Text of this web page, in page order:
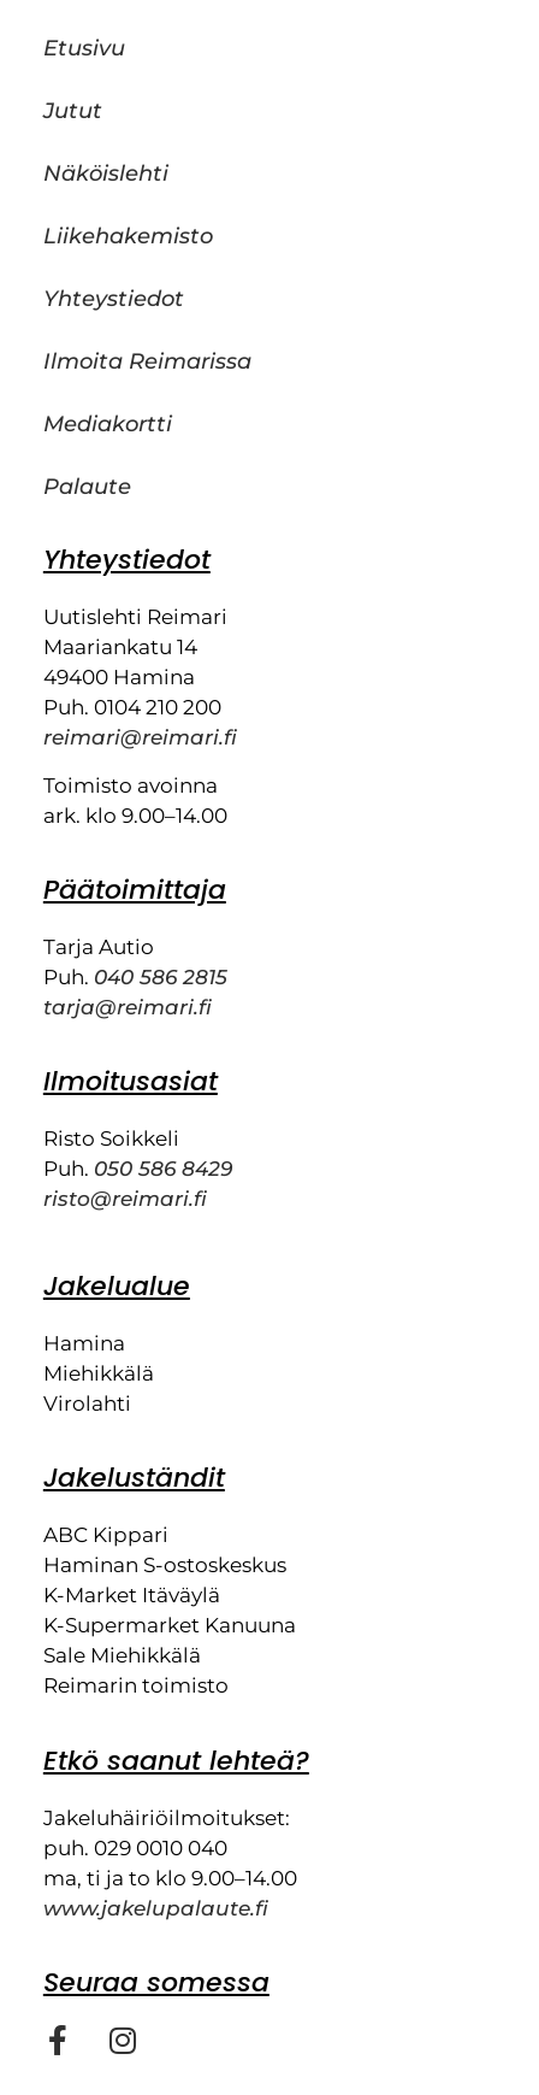
Etusivu
Jutut
Näköislehti
Liikehakemisto
Yhteystiedot
Ilmoita Reimarissa
Mediakortti
Palaute
Yhteystiedot
Uutislehti Reimari
Maariankatu 14
49400 Hamina
Puh. 0104 210 200
reimari@reimari.fi
Toimisto avoinna
ark. klo 9.00–14.00
Päätoimittaja
Tarja Autio
Puh. 040 586 2815
tarja@reimari.fi
Ilmoitusasiat
Risto Soikkeli
Puh. 050 586 8429
risto@reimari.fi
Jakelualue
Hamina
Miehikkälä
Virolahti
Jakeluständit
ABC Kippari
Haminan S-ostoskeskus
K-Market Itäväylä
K-Supermarket Kanuuna
Sale Miehikkälä
Reimarin toimisto
Etkö saanut lehteä?
Jakeluhäiriöilmoitukset:
puh. 029 0010 040
ma, ti ja to klo 9.00–14.00
www.jakelupalaute.fi
Seuraa somessa